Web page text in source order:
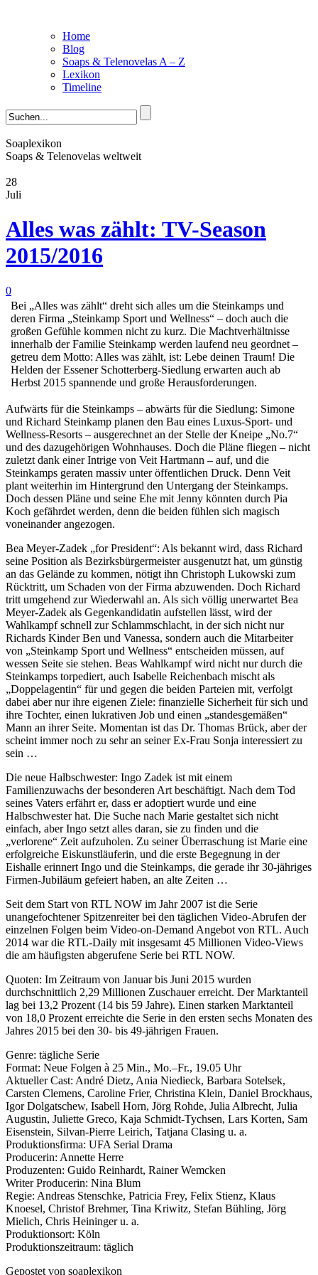
Home
Blog
Soaps & Telenovelas A – Z
Lexikon
Timeline
Soaplexikon
Soaps & Telenovelas weltweit
28
Juli
Alles was zählt: TV-Season
2015/2016
0
Bei „Alles was zählt“ dreht sich alles um die Steinkamps und
deren Firma „Steinkamp Sport und Wellness“ – doch auch die
großen Gefühle kommen nicht zu kurz. Die Machtverhältnisse
innerhalb der Familie Steinkamp werden laufend neu geordnet –
getreu dem Motto: Alles was zählt, ist: Lebe deinen Traum! Die
Helden der Essener Schotterberg-Siedlung erwarten auch ab
Herbst 2015 spannende und große Herausforderungen.
Aufwärts für die Steinkamps – abwärts für die Siedlung: Simone
und Richard Steinkamp planen den Bau eines Luxus-Sport- und
Wellness-Resorts – ausgerechnet an der Stelle der Kneipe „No.7“
und des dazugehörigen Wohnhauses. Doch die Pläne fliegen – nicht
zuletzt dank einer Intrige von Veit Hartmann – auf, und die
Steinkamps geraten massiv unter öffentlichen Druck. Denn Veit
plant weiterhin im Hintergrund den Untergang der Steinkamps.
Doch dessen Pläne und seine Ehe mit Jenny könnten durch Pia
Koch gefährdet werden, denn die beiden fühlen sich magisch
voneinander angezogen.
Bea Meyer-Zadek „for President“: Als bekannt wird, dass Richard
seine Position als Bezirksbürgermeister ausgenutzt hat, um günstig
an das Gelände zu kommen, nötigt ihn Christoph Lukowski zum
Rücktritt, um Schaden von der Firma abzuwenden. Doch Richard
tritt umgehend zur Wiederwahl an. Als sich völlig unerwartet Bea
Meyer-Zadek als Gegenkandidatin aufstellen lässt, wird der
Wahlkampf schnell zur Schlammschlacht, in der sich nicht nur
Richards Kinder Ben und Vanessa, sondern auch die Mitarbeiter
von „Steinkamp Sport und Wellness“ entscheiden müssen, auf
wessen Seite sie stehen. Beas Wahlkampf wird nicht nur durch die
Steinkamps torpediert, auch Isabelle Reichenbach mischt als
„Doppelagentin“ für und gegen die beiden Parteien mit, verfolgt
dabei aber nur ihre eigenen Ziele: finanzielle Sicherheit für sich und
ihre Tochter, einen lukrativen Job und einen „standesgemäßen“
Mann an ihrer Seite. Momentan ist das Dr. Thomas Brück, aber der
scheint immer noch zu sehr an seiner Ex-Frau Sonja interessiert zu
sein …
Die neue Halbschwester: Ingo Zadek ist mit einem
Familienzuwachs der besonderen Art beschäftigt. Nach dem Tod
seines Vaters erfährt er, dass er adoptiert wurde und eine
Halbschwester hat. Die Suche nach Marie gestaltet sich nicht
einfach, aber Ingo setzt alles daran, sie zu finden und die
„verlorene“ Zeit aufzuholen. Zu seiner Überraschung ist Marie eine
erfolgreiche Eiskunstläuferin, und die erste Begegnung in der
Eishalle erinnert Ingo und die Steinkamps, die gerade ihr 30-jähriges
Firmen-Jubiläum gefeiert haben, an alte Zeiten …
Seit dem Start von RTL NOW im Jahr 2007 ist die Serie
unangefochtener Spitzenreiter bei den täglichen Video-Abrufen der
einzelnen Folgen beim Video-on-Demand Angebot von RTL. Auch
2014 war die RTL-Daily mit insgesamt 45 Millionen Video-Views
die am häufigsten abgerufene Serie bei RTL NOW.
Quoten: Im Zeitraum von Januar bis Juni 2015 wurden
durchschnittlich 2,29 Millionen Zuschauer erreicht. Der Marktanteil
lag bei 13,2 Prozent (14 bis 59 Jahre). Einen starken Marktanteil
von 18,0 Prozent erreichte die Serie in den ersten sechs Monaten des
Jahres 2015 bei den 30- bis 49-jährigen Frauen.
Genre: tägliche Serie
Format: Neue Folgen à 25 Min., Mo.–Fr., 19.05 Uhr
Aktueller Cast: André Dietz, Ania Niedieck, Barbara Sotelsek,
Carsten Clemens, Caroline Frier, Christina Klein, Daniel Brockhaus,
Igor Dolgatschew, Isabell Horn, Jörg Rohde, Julia Albrecht, Julia
Augustin, Juliette Greco, Kaja Schmidt-Tychsen, Lars Korten, Sam
Eisenstein, Silvan-Pierre Leirich, Tatjana Clasing u. a.
Produktionsfirma: UFA Serial Drama
Producerin: Annette Herre
Produzenten: Guido Reinhardt, Rainer Wemcken
Writer Producerin: Nina Blum
Regie: Andreas Stenschke, Patricia Frey, Felix Stienz, Klaus
Knoesel, Christof Brehmer, Tina Kriwitz, Stefan Bühling, Jörg
Mielich, Chris Heininger u. a.
Produktionsort: Köln
Produktionszeitraum: täglich
Gepostet von soaplexikon